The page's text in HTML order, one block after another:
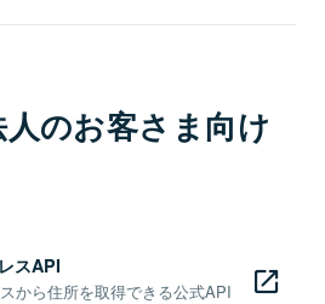
のお客さま向け
スAPI
から住所を取得できる公式API